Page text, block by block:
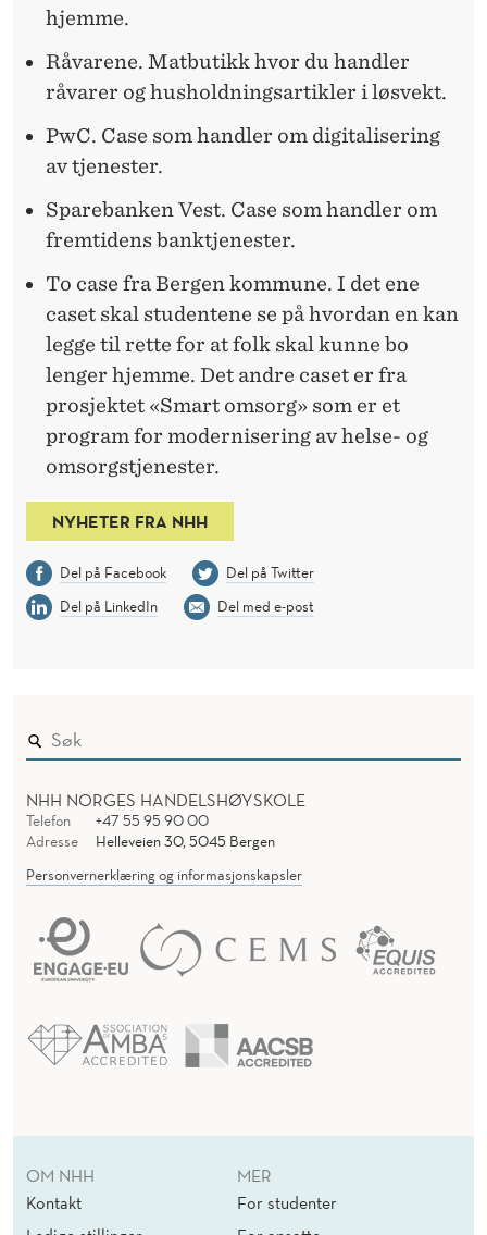
hjemme.
Råvarene. Matbutikk hvor du handler
råvarer og husholdningsartikler i løsvekt.
PwC. Case som handler om digitalisering
av tjenester.
Sparebanken Vest. Case som handler om
fremtidens banktjenester.
To case fra Bergen kommune. I det ene
caset skal studentene se på hvordan en kan
legge til rette for at folk skal kunne bo
lenger hjemme. Det andre caset er fra
prosjektet «Smart omsorg» som er et
program for modernisering av helse- og
omsorgstjenester.
NYHETER FRA NHH
Del på Facebook
Del på Twitter
Del på LinkedIn
Del med e-post
NHH NORGES HANDELSHØYSKOLE
Telefon
+47 55 95 90 00
Adresse
Helleveien 30, 5045 Bergen
Personvernerklæring og informasjonskapsler
OM NHH
Kontakt
MER
For studenter